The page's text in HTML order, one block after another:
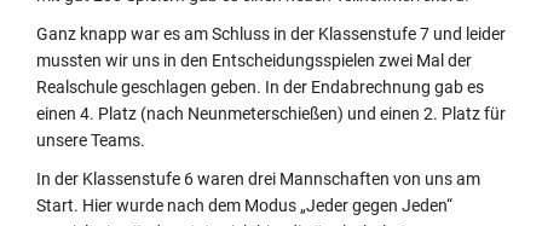
Ganz knapp war es am Schluss in der Klassenstufe 7 und leider
mussten wir uns in den Entscheidungsspielen zwei Mal der
Realschule geschlagen geben. In der Endabrechnung gab es
einen 4. Platz (nach Neunmeterschießen) und einen 2. Platz für
unsere Teams.
In der Klassenstufe 6 waren drei Mannschaften von uns am
Start. Hier wurde nach dem Modus „Jeder gegen Jeden“